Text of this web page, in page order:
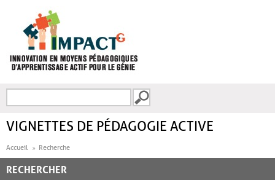
FORMULAIRE DE
VIGNETTES DE PÉDAGOGIE ACTIVE
Accueil Recherche
RECHERCHER